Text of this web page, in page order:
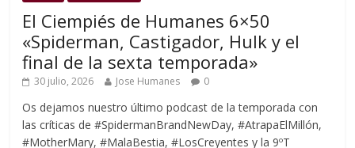
El Ciempiés de Humanes 6×50
«Spiderman, Castigador, Hulk y el
final de la sexta temporada»
30 julio, 2026 Jose Humanes 0
Os dejamos nuestro último podcast de la temporada con
las críticas de #SpidermanBrandNewDay, #AtrapaElMillón,
#MotherMary, #MalaBestia, #LosCreyentes y la 9ºT